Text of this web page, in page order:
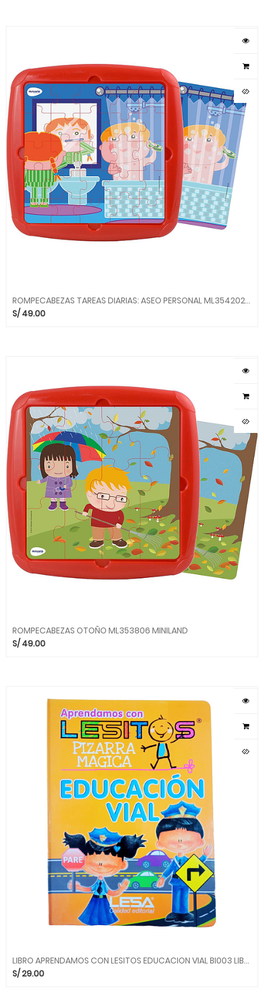
ROMPECABEZAS TAREAS DIARIAS: ASEO PERSONAL ML354202 MINILAND
S/49.00
ROMPECABEZAS OTOÑO ML353806 MINILAND
S/49.00
LIBRO APRENDAMOS CON LESITOS EDUCACION VIAL BI003 LIBROS LEXUS
S/29.00